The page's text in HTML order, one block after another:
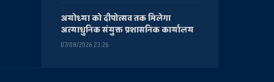
अयोध्या को दीपोत्सव तक मिलेगा
अत्याधुनिक संयुक्त प्रशासनिक कार्यालय
07/08/2026 23:26